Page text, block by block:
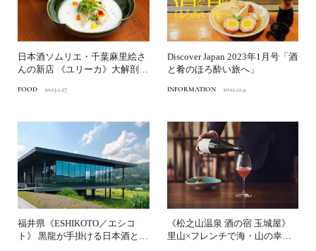
日本酒ソムリエ・千葉麻里絵さ
んの新店 《ユリーカ》大解剖！
FOOD 2023.1.27
Discover Japan 2023年1月号「酒
と肴のほろ酔い旅へ」
INFORMATION 2022.12.4
福井県《ESHIKOTO／エシコ
ト》 黒龍が手掛ける日本酒と食
《松之山温泉 酒の宿 玉城屋》
里山×フレンチで海・山の幸を